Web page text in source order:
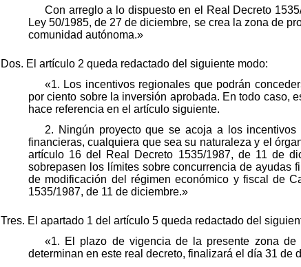
Con arreglo a lo dispuesto en el Real Decreto
Ley 50/1985, de 27 de diciembre, se crea la zona de
comunidad autónoma.»
Dos. El artículo 2 queda redactado del siguiente modo:
«1. Los incentivos regionales que podrán
por ciento sobre la inversión aprobada. En todo caso,
hace referencia en el artículo siguiente.
2. Ningún proyecto que se acoja a los
financieras, cualquiera que sea su naturaleza y el
artículo 16 del Real Decreto 1535/1987, de 11 de
sobrepasen los límites sobre concurrencia de ayudas
de modificación del régimen económico y fiscal de
1535/1987, de 11 de diciembre.»
Tres. El apartado 1 del artículo 5 queda redactado del
«1. El plazo de vigencia de la presente zona
determinan en este real decreto, finalizará el día 31 de